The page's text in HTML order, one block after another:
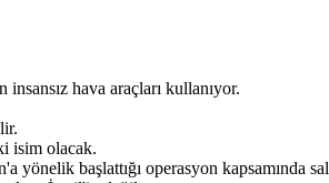
hava araçları kullanıyor.
isim olacak.
başlattığı operasyon kapsamında